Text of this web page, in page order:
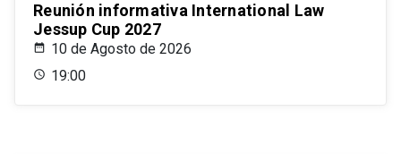
Reunión informativa International Law
Jessup Cup 2027
10 de Agosto de 2026
19:00